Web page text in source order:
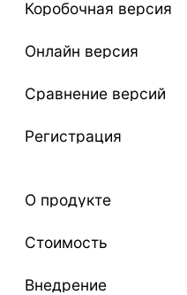
Коробочная версия
Онлайн версия
Сравнение версий
Регистрация
О продукте
Стоимость
Внедрение